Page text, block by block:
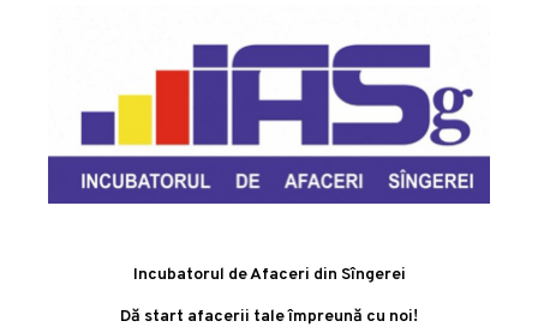
Incubatorul de Afaceri din Sîngerei
Dă start afacerii tale împreună cu noi!